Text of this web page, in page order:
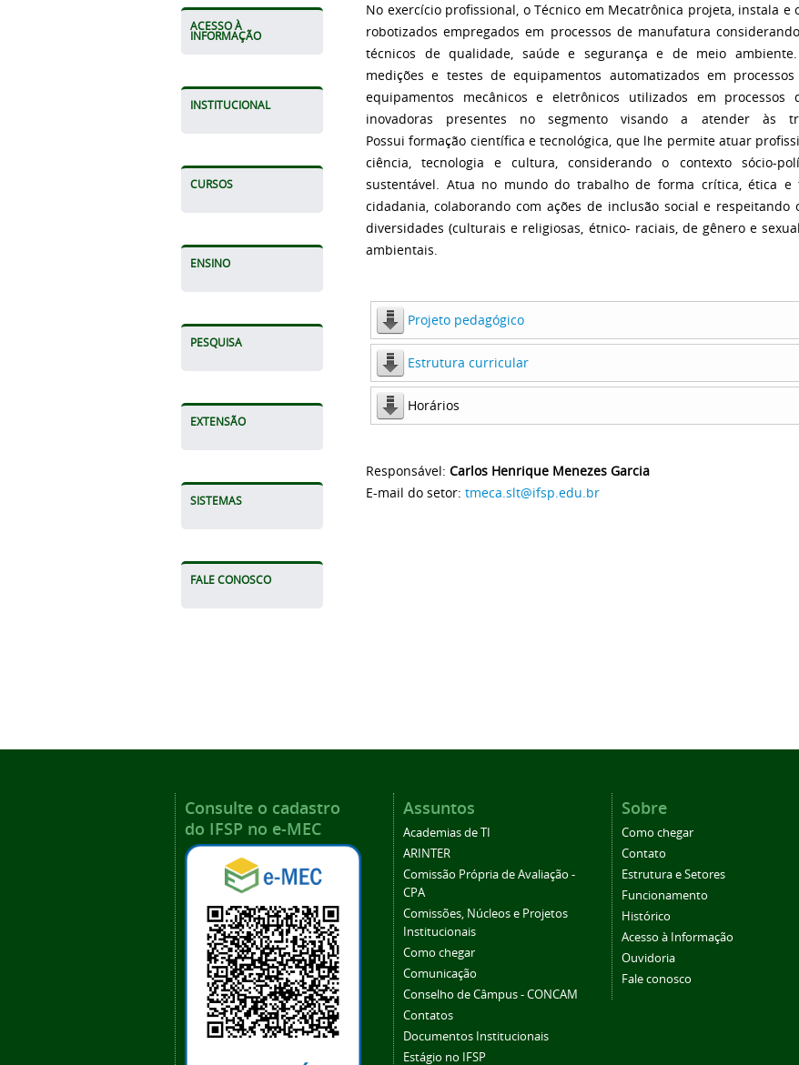
ACESSO À
INFORMAÇÃO
INSTITUCIONAL
CURSOS
ENSINO
PESQUISA
EXTENSÃO
SISTEMAS
FALE CONOSCO
No exercício profissional, o Técnico em Mecatrônica projeta, instala
robotizados empregados em processos de manufatura
técnicos de qualidade, saúde e segurança e de meio ambiente.
medições e testes de equipamentos automatizados em
equipamentos mecânicos e eletrônicos utilizados em processos
inovadoras presentes no segmento visando a atender às
Possui formação científica e tecnológica, que lhe permite atuar
ciência, tecnologia e cultura, considerando o contexto sócio-
sustentável. Atua no mundo do trabalho de forma crítica, ética e
cidadania, colaborando com ações de inclusão social e
diversidades (culturais e religiosas, étnico- raciais, de gênero e
ambientais.
Projeto pedagógico
Estrutura curricular
Horários
Responsável: Carlos Henrique Menezes Garcia
E-mail do setor: tmeca.slt@ifsp.edu.br
Consulte o cadastro
do IFSP no e-MEC
Assuntos
Academias de TI
ARINTER
Comissão Própria de Avaliação -
CPA
Comissões, Núcleos e Projetos
Institucionais
Como chegar
Comunicação
Conselho de Câmpus - CONCAM
Contatos
Documentos Institucionais
Estágio no IFSP
Sobre
Como chegar
Contato
Estrutura e Setores
Funcionamento
Histórico
Acesso à Informação
Ouvidoria
Fale conosco